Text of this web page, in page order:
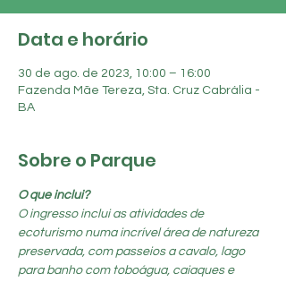
Data e horário
30 de ago. de 2023, 10:00 – 16:00
Fazenda Mãe Tereza, Sta. Cruz Cabrália -
BA
Sobre o Parque
O que inclui?
O ingresso inclui as atividades de
ecoturismo numa incrível área de natureza
preservada, com passeios a cavalo, lago
para banho com toboágua, caiaques e